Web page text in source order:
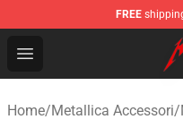
FREE
Open menu
Metallica Store -
Home/Metallica Accessori/